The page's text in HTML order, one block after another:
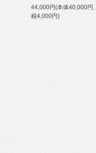
44,000円(本体40,000円、
税4,000円)